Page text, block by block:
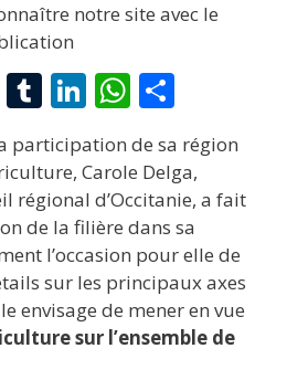
notre site avec le
R T
u
m
bl
r
Li
n
k
e
dI
n
W
h
at
s
A
p
p
ar
ta
g
er
participation de sa région
Carole Delga,
régional d’Occitanie, a fait
de la filière dans sa
l’occasion pour elle de
sur les principaux axes
envisage de mener en vue
sur l’ensemble de